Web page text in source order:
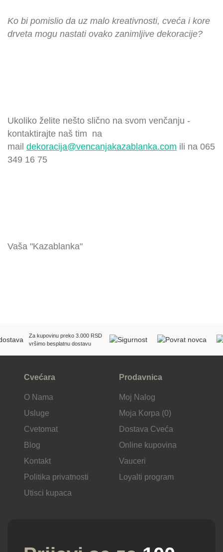
Ko bi pomislio da uz malo kreativnosti, cveća i kore
drveta mogu nastati ovako zanimljive dekoracije?
Ukoliko želite nešto slično na svom venčanju -
kontaktirajte naš tim na
mail dekoracija@vencanjakazablanka.com ili na 065
349 16 75
Vaša "Kazablanka"
Za kupovinu preko 3.000 RSD
vršimo besplatnu dostavu
Cvećara
O Nama
Usluge
Cvetomat
Blog
Kontakt
Politika privatnosti
Utisci kupaca
Prodavnica
Moj Nalog
Moja Korpa (0)
Dostava Cveća
Online kupovina
Vauceri
Loyalti program